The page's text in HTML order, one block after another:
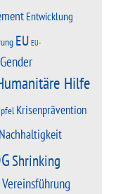
Entwicklung
EU EU-
Gender
Hilfe
Krisenprävention
Nachhaltigkeit
Shrinking
Vereinsführung